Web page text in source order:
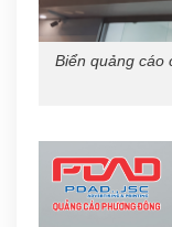
Biển quảng cáo